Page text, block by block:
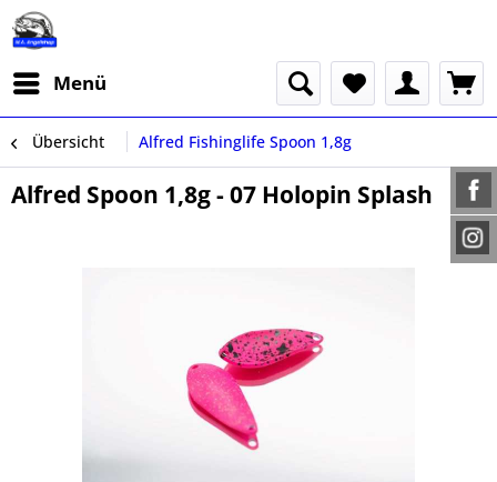
Menü
Übersicht Alfred Fishinglife Spoon 1,8g
Alfred Spoon 1,8g - 07 Holopin Splash